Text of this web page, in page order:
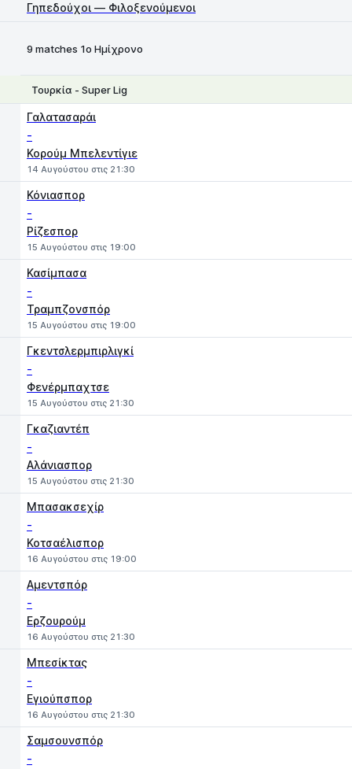
Γηπεδούχοι — Φιλοξενούμενοι
9 matches 1ο Ημίχρονο
Τουρκία - Super Lig
Γαλατασαράι
-
Κορούμ Μπελεντίγιε
14 Αυγούστου στις 21:30
Κόνιασπορ
-
Ρίζεσπορ
15 Αυγούστου στις 19:00
Κασίμπασα
-
Τραμπζονσπόρ
15 Αυγούστου στις 19:00
Γκεντσλερμπιρλιγκί
-
Φενέρμπαχτσε
15 Αυγούστου στις 21:30
Γκαζιαντέπ
-
Αλάνιασπορ
15 Αυγούστου στις 21:30
Μπασακσεχίρ
-
Κοτσαέλισπορ
16 Αυγούστου στις 19:00
Αμεντσπόρ
-
Ερζουρούμ
16 Αυγούστου στις 21:30
Μπεσίκτας
-
Εγιούπσπορ
16 Αυγούστου στις 21:30
Σαμσουνσπόρ
-